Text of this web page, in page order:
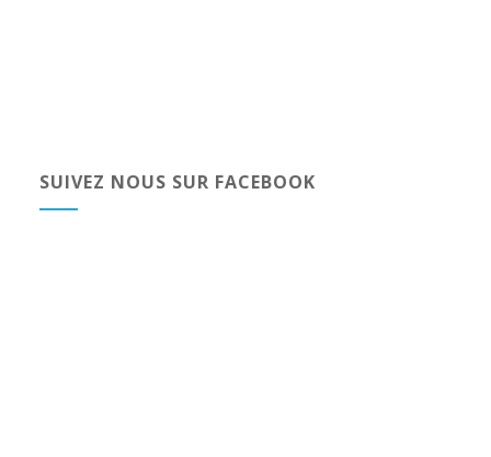
SUIVEZ NOUS SUR FACEBOOK